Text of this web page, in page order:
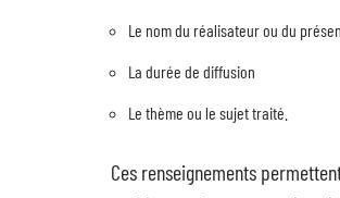
Le nom du réalisateur ou du
La durée de diffusion
Le thème ou le sujet traité.
Ces renseignements